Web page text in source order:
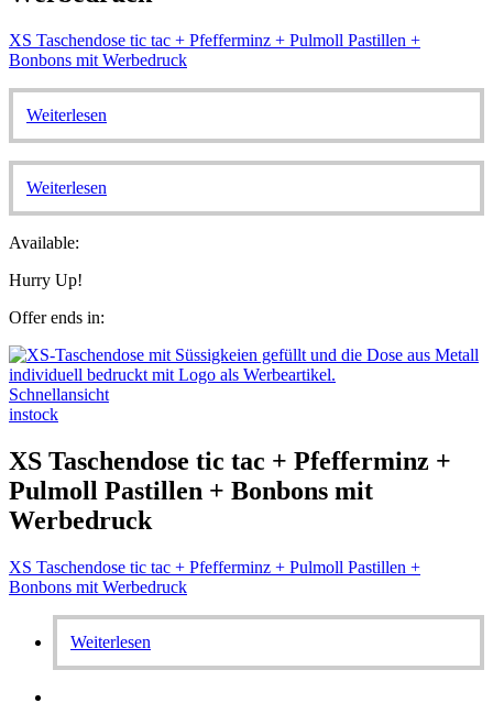
XS Taschendose tic tac + Pfefferminz + Pulmoll Pastillen +
Bonbons mit Werbedruck
Weiterlesen
Weiterlesen
Available:
Hurry Up!
Offer ends in:
Schnellansicht
instock
XS Taschendose tic tac + Pfefferminz +
Pulmoll Pastillen + Bonbons mit
Werbedruck
XS Taschendose tic tac + Pfefferminz + Pulmoll Pastillen +
Bonbons mit Werbedruck
Weiterlesen